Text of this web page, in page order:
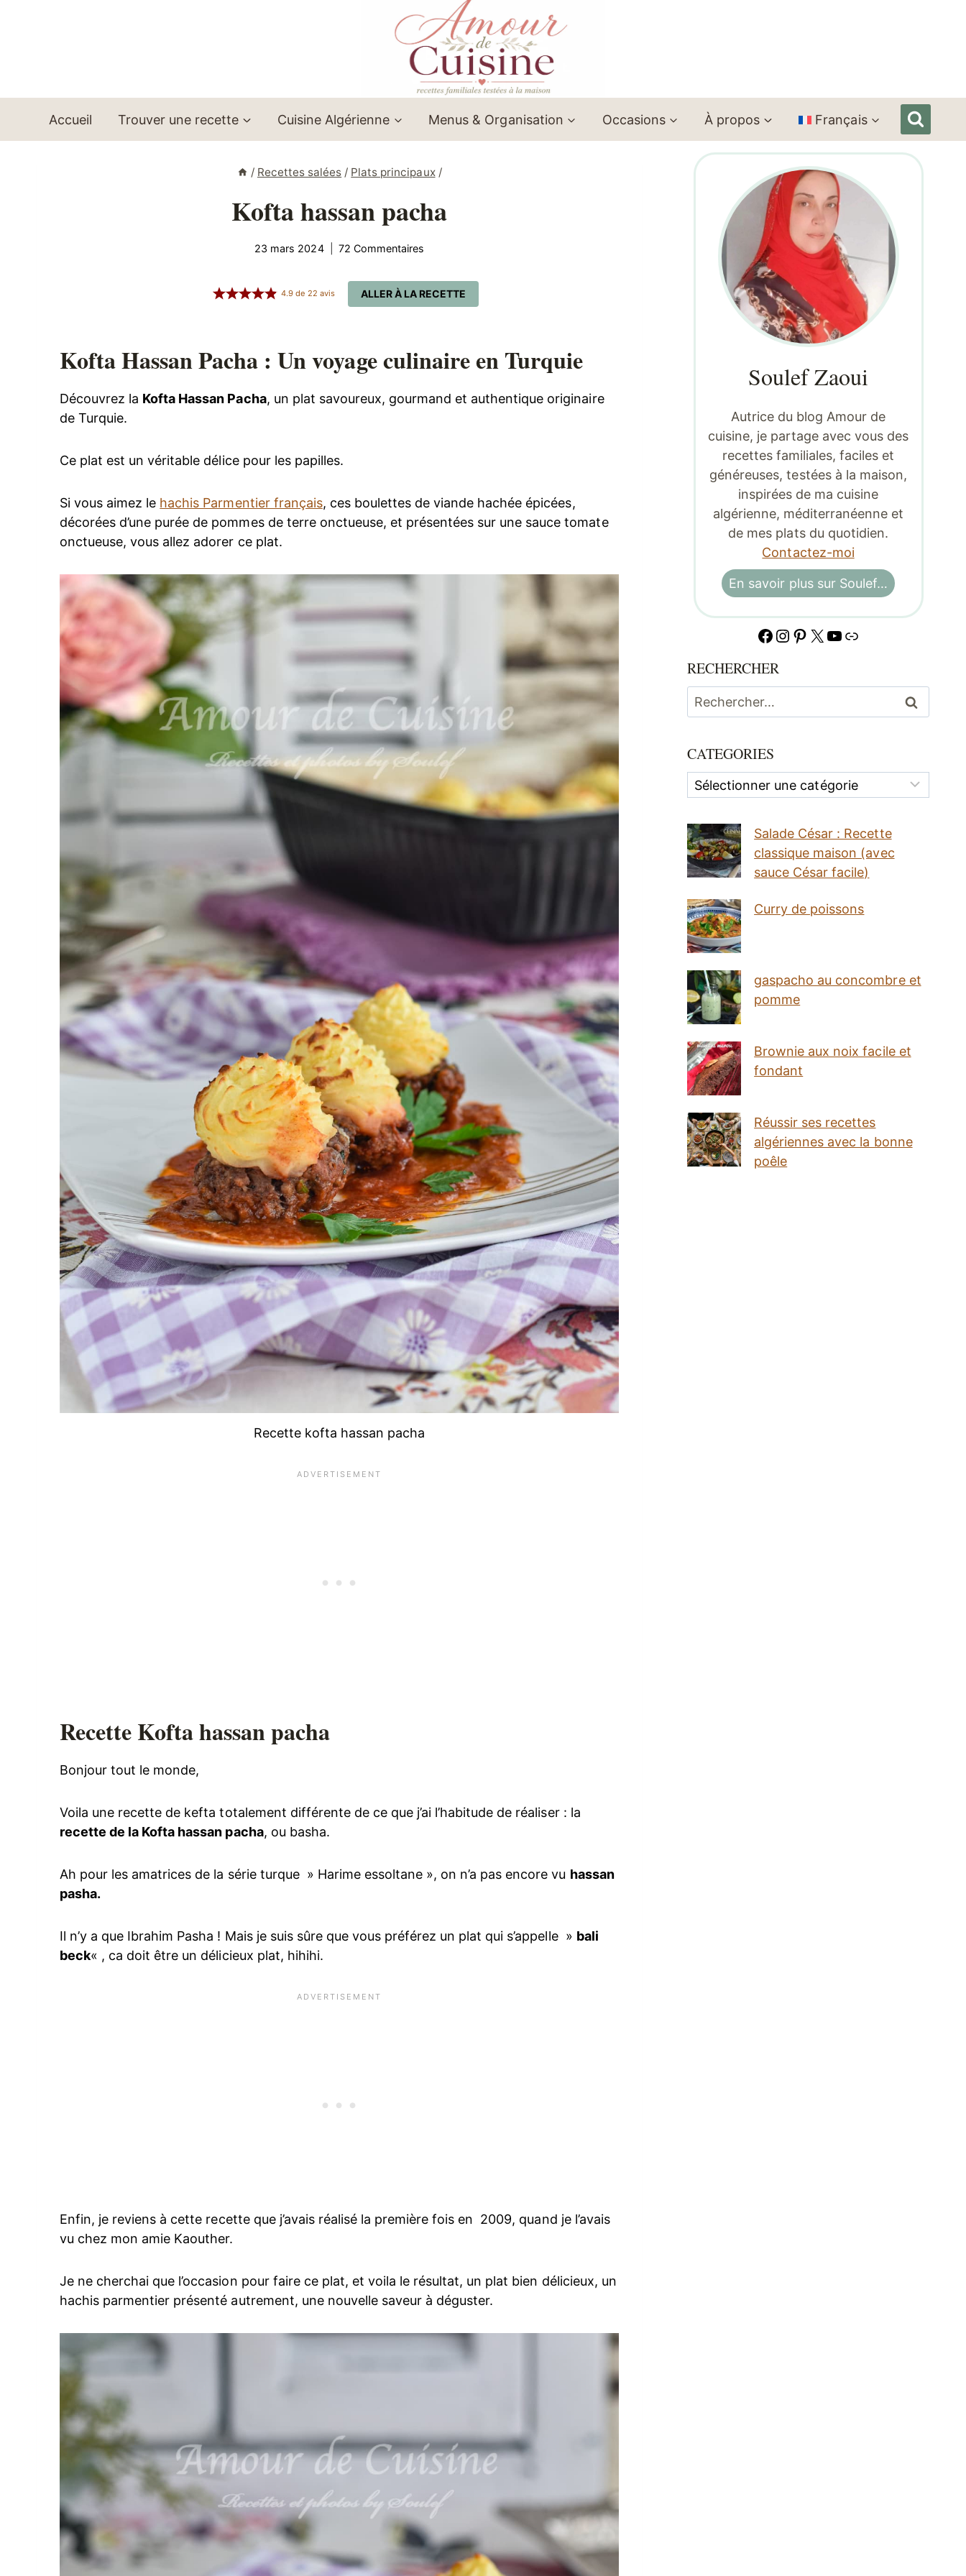
Accueil Trouver une recette Cuisine Algérienne Menus & Organisation Occasions À propos Français
/ Recettes salées / Plats principaux /
Kofta hassan pacha
23 mars 2024 72 Commentaires
ALLER À LA RECETTE
4.9de 22 avis
Kofta Hassan Pacha : Un voyage culinaire en Turquie
Découvrez la Kofta Hassan Pacha, un plat savoureux, gourmand et authentique originaire
de Turquie.
Ce plat est un véritable délice pour les papilles.
Si vous aimez le hachis Parmentier français, ces boulettes de viande hachée épicées,
décorées d’une purée de pommes de terre onctueuse, et présentées sur une sauce tomate
onctueuse, vous allez adorer ce plat.
Recette kofta hassan pacha
Recette Kofta hassan pacha
Bonjour tout le monde,
Voila une recette de kefta totalement différente de ce que j’ai l’habitude de réaliser : la
recette de la Kofta hassan pacha, ou basha.
Ah pour les amatrices de la série turque » Harime essoltane », on n’a pas encore vu hassan
pasha.
Il n’y a que Ibrahim Pasha ! Mais je suis sûre que vous préférez un plat qui s’appelle » bali
beck« , ca doit être un délicieux plat, hihihi.
Enfin, je reviens à cette recette que j’avais réalisé la première fois en 2009, quand je l’avais
vu chez mon amie Kaouther.
Je ne cherchai que l’occasion pour faire ce plat, et voila le résultat, un plat bien délicieux, un
hachis parmentier présenté autrement, une nouvelle saveur à déguster.
Soulef Zaoui
Autrice du blog Amour de
cuisine, je partage avec vous des
recettes familiales, faciles et
généreuses, testées à la maison,
inspirées de ma cuisine
algérienne, méditerranéenne et
de mes plats du quotidien.
Contactez-moi
En savoir plus sur Soulef…
Facebook
Instagram
Pinterest
X YouTube
Lien
RECHERCHER
Rechercher :
CATEGORIES
Categories
Salade César : Recette
classique maison (avec
sauce César facile)
Curry de poissons
gaspacho au concombre et
pomme
Brownie aux noix facile et
fondant
Réussir ses recettes
algériennes avec la bonne
poêle